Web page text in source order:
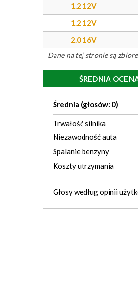
1.2 12V
1.2 12V
2.0 16V
Dane na tej stronie są
ŚREDNIA
Średnia (głosów: 0)
Trwałość silnika
Niezawodność auta
Spalanie benzyny
Koszty utrzymania
Głosy wedługopinii